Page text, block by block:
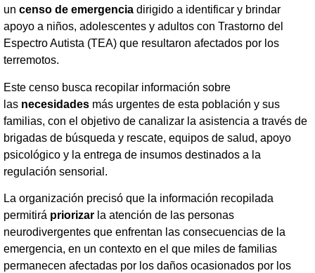
un censo de emergencia dirigido a identificar y brindar
apoyo a niños, adolescentes y adultos con Trastorno del
Espectro Autista (TEA) que resultaron afectados por los
terremotos.
Este censo busca recopilar información sobre
las necesidades más urgentes de esta población y sus
familias, con el objetivo de canalizar la asistencia a través de
brigadas de búsqueda y rescate, equipos de salud, apoyo
psicológico y la entrega de insumos destinados a la
regulación sensorial.
La organización precisó que la información recopilada
permitirá priorizar la atención de las personas
neurodivergentes que enfrentan las consecuencias de la
emergencia, en un contexto en el que miles de familias
permanecen afectadas por los daños ocasionados por los